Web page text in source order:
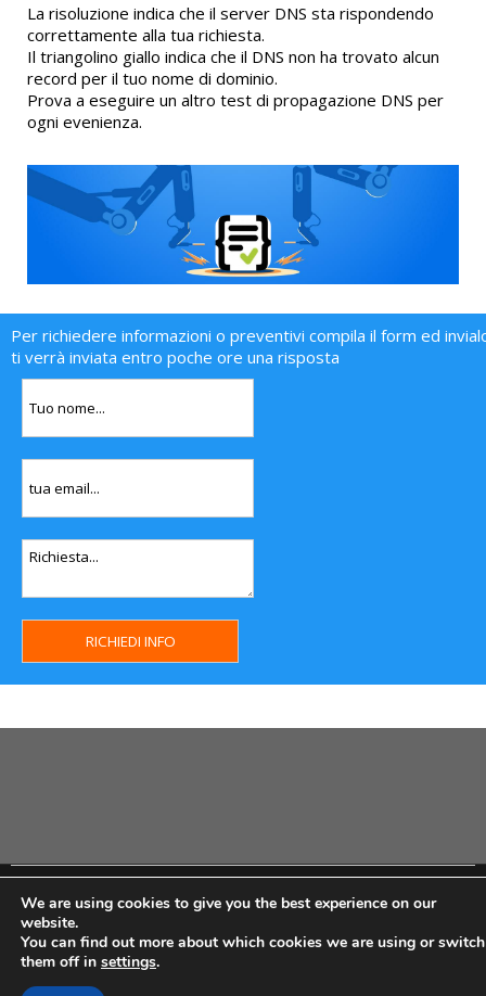
La risoluzione indica che il server DNS sta rispondendo
correttamente alla tua richiesta.
Il triangolino giallo indica che il DNS non ha trovato alcun
record per il tuo nome di dominio.
Prova a eseguire un altro test di propagazione DNS per
ogni evenienza.
Per richiedere informazioni o preventivi compila il form ed
ti verrà inviata entro poche ore una risposta
Copyright MHWeb © 2018 - Privacy & GDPR - Cookie Policy -
We are using cookies to give you the best experience on our
website.
You can find out more about which cookies we are using or switch
them off in settings.